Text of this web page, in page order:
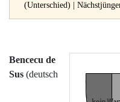
(Unterschied) |
Bencecu de
Sus (deutsch